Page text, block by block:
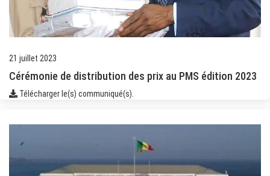
21 juillet 2023
Cérémonie de distribution des prix au PMS édition 2023
Télécharger le(s) communiqué(s).